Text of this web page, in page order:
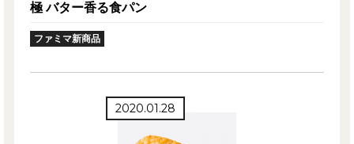
極 バター香る食パン
ファミマ新商品
2020.01.28